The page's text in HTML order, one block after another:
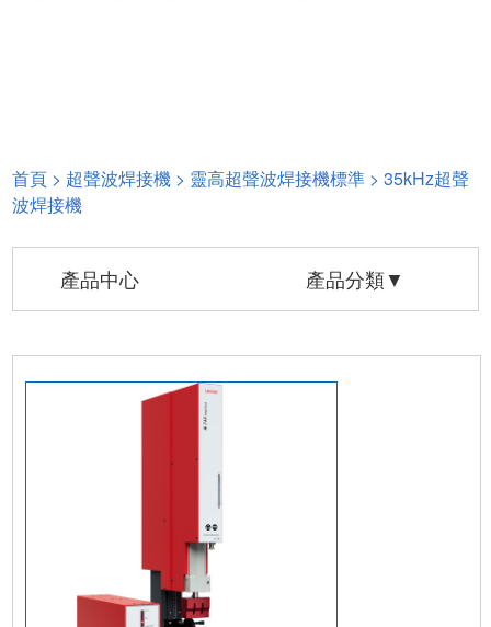
首頁 > 超聲波焊接機 > 靈高超聲波焊接機標準 >35kHz超聲
波焊接機
產品中心 產品分類▼